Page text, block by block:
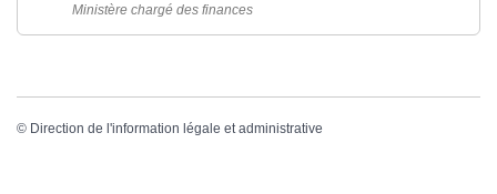
Ministère chargé des finances
© Direction de l'information légale et administrative